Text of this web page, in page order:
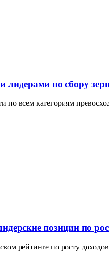
по сбору
по всем категориям
позиции по
рейтинге по росту